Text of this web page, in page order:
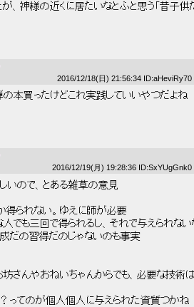
、神様の近くに居たいなとふと思う「昔子供
2016/12/18(日) 21:56:34 ID:aHeviRy70
本買ったけどこれ実践していいやつだよね
2016/12/19(月) 19:28:36 ID:SxYUgGnk0
いので、とある雑草の意見
得られない。ゆえに師が必要
人でも三回で得られるし、それで与えられな
成だの習得だのじゃないのも事実
坊さんやおねいちゃんからでも、必要な技術
ってのが個人個人に与えられた資質つかね